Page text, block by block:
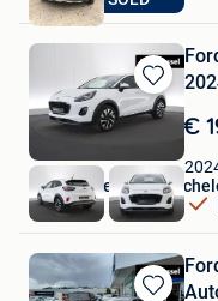
Bewaren
in
Favorieten
€
Van Mossel Ford
Mechelen